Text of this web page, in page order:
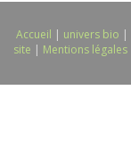
Accueil | univers bio |
site | Mentions légales